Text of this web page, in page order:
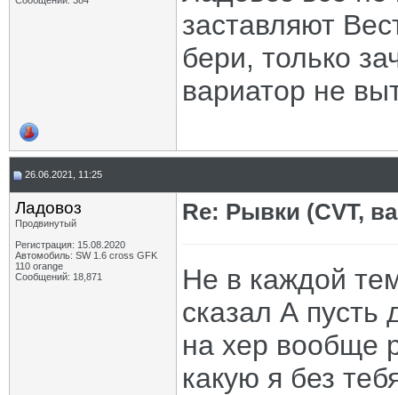
заставляют
бери, только
вариатор не
26.06.2021, 11:25
Ладовоз
Продвинутый
Регистрация: 15.08.2020
Автомобиль: SW 1.6 cross GFK
110 orange
Сообщений: 18,871
Re: Рывки (CVT,
Не в каждой
сказал А пусть
на хер вообще
какую я без